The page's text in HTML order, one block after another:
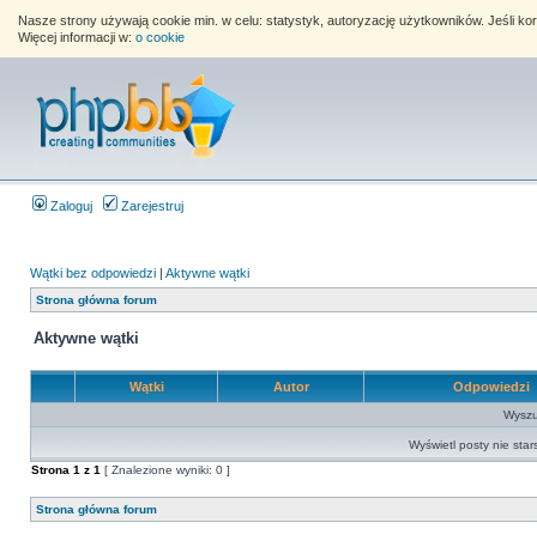
Nasze strony używają cookie min. w celu: statystyk, autoryzację użytkowników. Jeśli
Więcej informacji w: o cookie
Zaloguj Zarejestruj
Wątki bez odpowiedzi | Aktywne wątki
Strona główna forum
Aktywne wątki
Wątki Autor Odpowiedzi
Wyświetl posty nie
Strona 1 z 1 [ Znalezione wyniki: 0 ]
Strona główna forum